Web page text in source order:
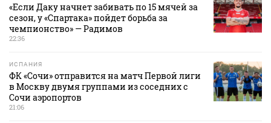
«Если Даку начнет забивать по 15 мячей за
сезон, у «Спартака» пойдет борьба за
чемпионство» — Радимов
22:36
ИСПАНИЯ
ФК «Сочи» отправится на матч Первой лиги
в Москву двумя группами из соседних с
Сочи аэропортов
21:06